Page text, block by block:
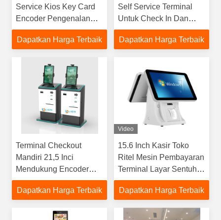
Service Kios Key Card
Encoder Pengenalan
Wajah
Dapatkan Harga Terbaik
Self Service Terminal
Untuk Check In Dan
Check Out
Dapatkan Harga Terbaik
Terminal Checkout
Mandiri 21,5 Inci
Mendukung Encoder
Kunci Pemindai Paspor
Dapatkan Harga Terbaik
Video
15.6 Inch Kasir Toko
Ritel Mesin Pembayaran
Terminal Layar Sentuh
Semua Dalam Satu
Sistem Pos
Dapatkan Harga Terbaik